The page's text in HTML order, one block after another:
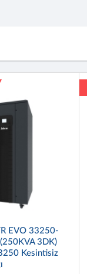
EVO 33250-
3DK)
Kesintisiz